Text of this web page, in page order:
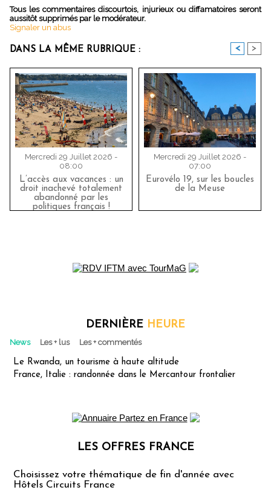
Tous les commentaires discourtois, injurieux ou diffamatoires seront
aussitôt supprimés par le modérateur.
Signaler un abus
DANS LA MÊME RUBRIQUE : < >
Mercredi 29 Juillet 2026 -
08:00
L’accès aux vacances : un
droit inachevé totalement
abandonné par les
politiques français !
Mercredi 29 Juillet 2026 -
07:00
Eurovélo 19, sur les boucles
de la Meuse
DERNIÈRE HEURE
News Les + lus Les + commentés
Le Rwanda, un tourisme à haute altitude
France, Italie : randonnée dans le Mercantour frontalier
LES OFFRES FRANCE
Choisissez votre thématique de fin d'année avec
Hôtels Circuits France